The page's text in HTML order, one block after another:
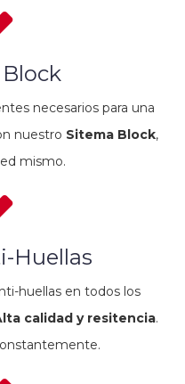
necesarios para una
nuestro Sitema Block,
mismo.
Huellas
huellas en todos los
calidad y resitencia.